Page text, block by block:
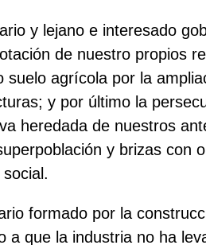
y lejano e interesado
de nuestro propios
agrícola por la
y por último la
heredada de nuestros
y brizas con
formado por la
a que la industria no ha